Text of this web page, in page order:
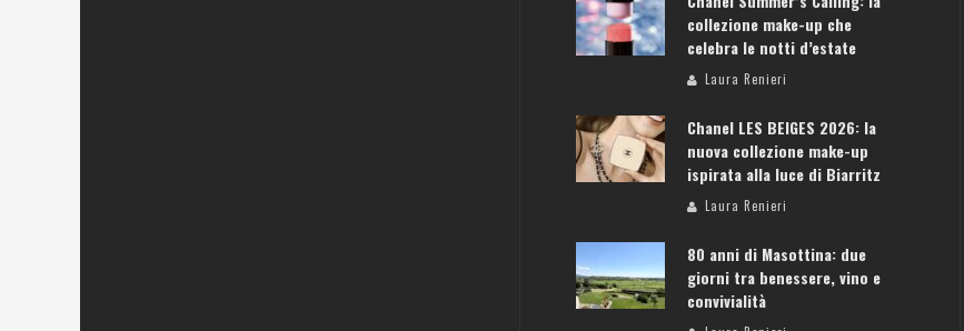
collezione make-up che
celebra le notti d’estate
Laura Renieri
Chanel LES BEIGES 2026: la
nuova collezione make-up
ispirata alla luce di Biarritz
Laura Renieri
80 anni di Masottina: due
giorni tra benessere, vino e
convivialità